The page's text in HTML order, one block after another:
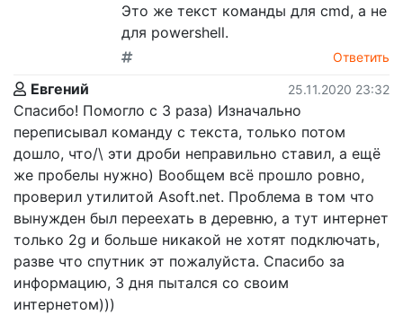
Это же текст команды для cmd, а не
для powershell.
Ответить
Евгений 25.11.2020 23:32
Спасибо! Помогло с 3 раза) Изначально
переписывал команду с текста, только потом
дошло, что/\ эти дроби неправильно ставил, а ещё
же пробелы нужно) Вообщем всё прошло ровно,
проверил утилитой Asoft.net. Проблема в том что
вынужден был переехать в деревню, а тут интернет
только 2g и больше никакой не хотят подключать,
разве что спутник эт пожалуйста. Спасибо за
информацию, 3 дня пытался со своим
интернетом)))